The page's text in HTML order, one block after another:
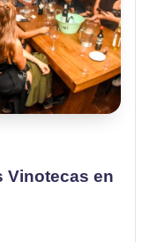
Vinotecas en